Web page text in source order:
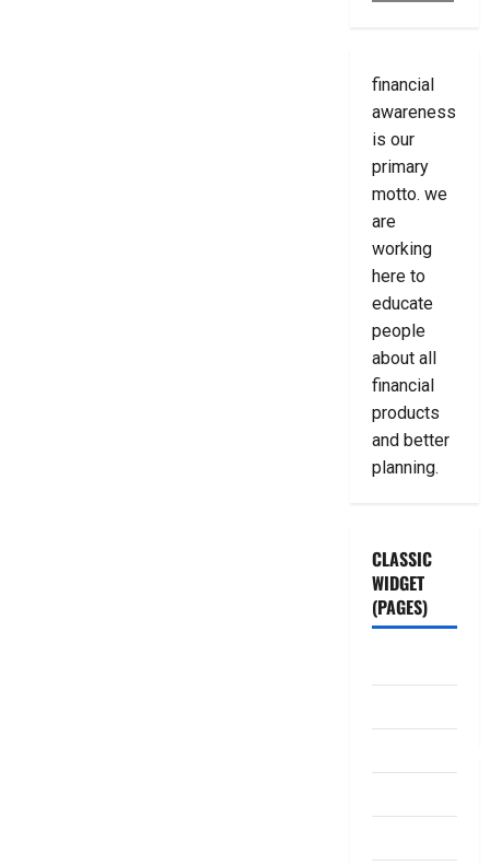
financial
awareness
is our
primary
motto. we
are
working
here to
educate
people
about all
financial
products
and better
planning.
CLASSIC
WIDGET
(PAGES)